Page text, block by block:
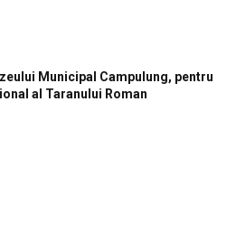
Municipal Campulung, pentru
al Taranului Roman